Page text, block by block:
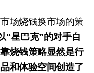
场烧钱换市场的策
“星巴克”的对手自
烧钱策略显然是行
和体验空间创造了